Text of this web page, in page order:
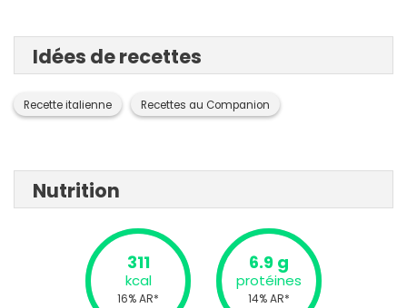
Idées de recettes
Recette italienne Recettes au Companion
Nutrition
311
kcal
16% AR*
6.9 g
protéines
14% AR*